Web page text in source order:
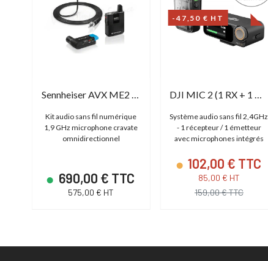
Kit audio sans fil numérique
1,9 GHz microphone cravate
omnidirectionnel
690,00 € TTC
575,00 € HT
-47,50 € HT
Système audio sans fil 2,4GHz
- 1 récepteur / 1 émetteur
avec microphones intégrés
102,00 € TTC
85,00 € HT
159,00 € TTC